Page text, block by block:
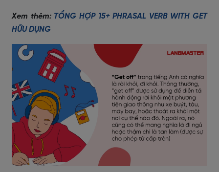
Xem thêm: TỔNG HỢP 15+ PHRASAL VERB WITH GET
HỮU DỤNG